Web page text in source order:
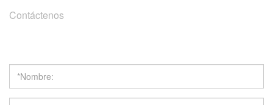
Contáctenos